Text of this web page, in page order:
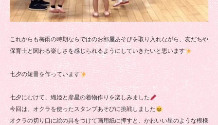
これからも梅雨の時期ならではのお部屋あそびを取り入れながら、友だちや
保育士と関わる楽しさを感じられるようにしていきたいと思います
七夕の短冊を作っています
七夕にむけて、織姫と彦星の着物作りを楽しみました
今回は、オクラを使ったスタンプあそびに挑戦しました
オクラの切り口に絵の具をつけて画用紙に押すと、かわいい星のような模様